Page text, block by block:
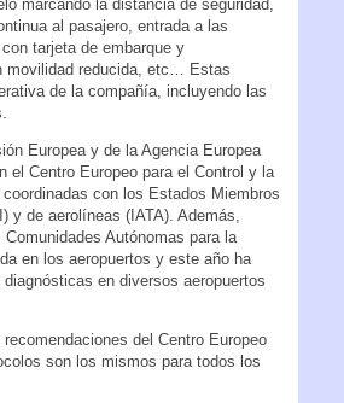
marcando la distancia de seguridad,
al pasajero, entrada a las
tarjeta de embarque y
movilidad reducida, etc… Estas
de la compañía, incluyendo las
Europea y de la Agencia Europea
el Centro Europeo para el Control y la
con los Estados Miembros
y de aerolíneas (IATA). Además,
Autónomas para la
en los aeropuertos y este año ha
en diversos aeropuertos
del Centro Europeo
son los mismos para todos los